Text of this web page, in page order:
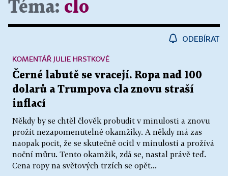
Téma: clo
ODEBÍRAT
Černé labutě se vracejí. Ropa nad 100
dolarů a Trumpova cla znovu straší
inflací
Někdy by se chtěl člověk probudit v minulosti a znovu
prožít nezapomenutelné okamžiky. A někdy má zas
naopak pocit, že se skutečně ocitl v minulosti a prožívá
noční můru. Tento okamžik, zdá se, nastal právě teď.
Cena ropy na světových trzích se opět...
KOMENTÁŘ JULIE HRSTKOVÉ